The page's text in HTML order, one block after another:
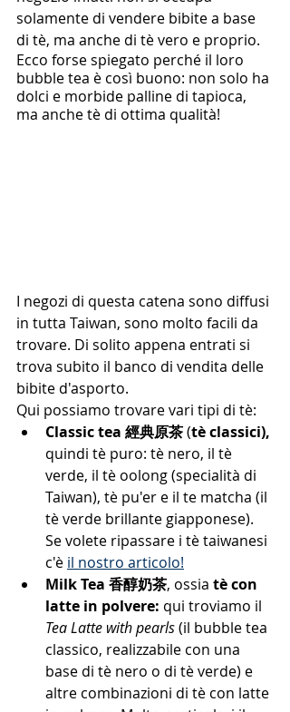
solamente di vendere bibite a base
di tè, ma anche di tè vero e proprio.
Ecco forse spiegato perché il loro
bubble tea è così buono: non solo ha
dolci e morbide palline di tapioca,
ma anche tè di ottima qualità!
I negozi di questa catena sono diffusi
in tutta Taiwan, sono molto facili da
trovare. Di solito appena entrati si
trova subito il banco di vendita delle
bibite d'asporto.
Qui possiamo trovare vari tipi di tè:
Classic tea 經典原茶(tè classici),
quindi tè puro: tè nero, il tè
verde, il tè oolong (specialità di
Taiwan), tè pu'er e il te matcha (il
tè verde brillante giapponese).
Se volete ripassare i tè taiwanesi
c'è il nostro articolo!
Milk Tea 香醇奶茶, ossia tè con
latte in polvere: qui troviamo il
Tea Latte with pearls (il bubble tea
classico, realizzabile con una
base di tè nero o di tè verde) e
altre combinazioni di tè con latte